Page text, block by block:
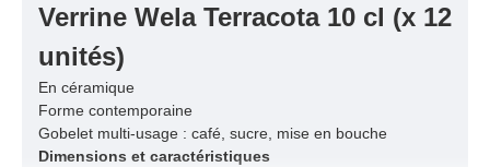
Verrine Wela Terracota 10 cl (x 12
unités)
En céramique
Forme contemporaine
Gobelet multi-usage : café, sucre, mise en bouche
Dimensions et caractéristiques